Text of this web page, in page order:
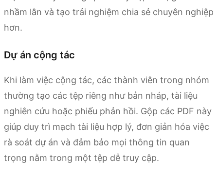
nhầm lẫn và tạo trải nghiệm chia sẻ chuyên nghiệp
hơn.
Dự án cộng tác
Khi làm việc cộng tác, các thành viên trong nhóm
thường tạo các tệp riêng như bản nháp, tài liệu
nghiên cứu hoặc phiếu phản hồi. Gộp các PDF này
giúp duy trì mạch tài liệu hợp lý, đơn giản hóa việc
rà soát dự án và đảm bảo mọi thông tin quan
trọng nằm trong một tệp dễ truy cập.